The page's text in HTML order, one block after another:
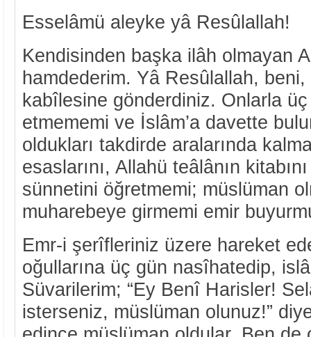
Esselâmü aleyke yâ Resûlallah!
Kendisinden başka ilâh olmayan
hamdederim. Yâ Resûlallah, beni,
kabîlesine gönderdiniz. Onlarla
etmememi ve İslâm’a davette
oldukları takdirde aralarında
esaslarını, Allahü teâlânın
sünnetini öğretmemi; müslüman
muharebeye girmemi emir
Emr-i şerîfleriniz üzere hareket
oğullarına üç gün nasîhatedip,
Süvarilerim; “Ey Benî Harisler!
isterseniz, müslüman olunuz!”